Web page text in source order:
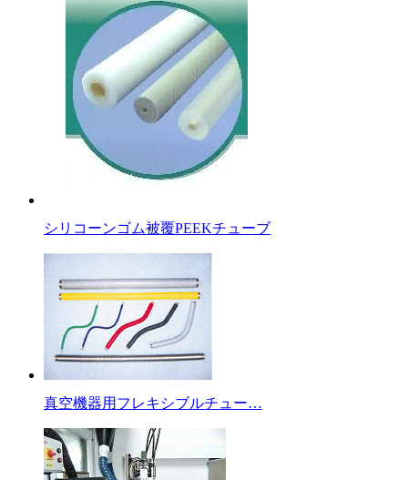
シリコーンゴム被覆PEEKチューブ
真空機器用フレキシブルチュー…